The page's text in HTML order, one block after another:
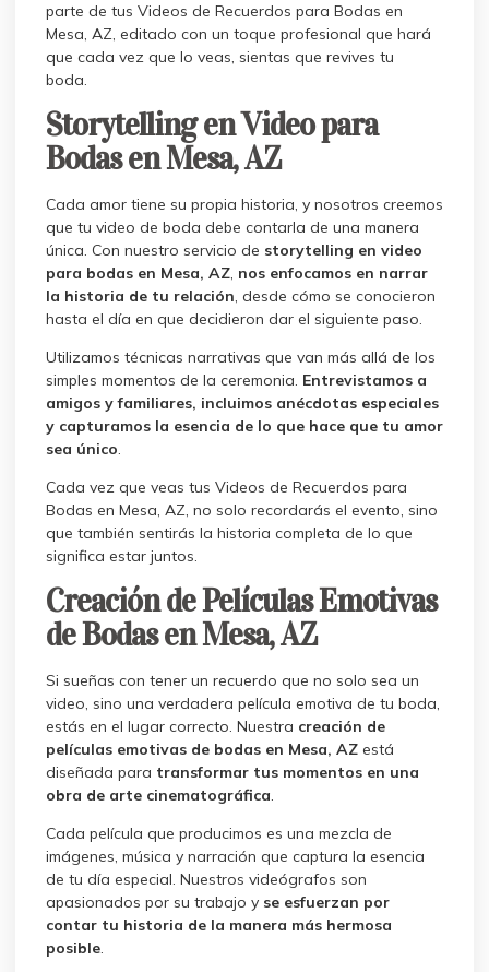
parte de tus Videos de Recuerdos para Bodas en
Mesa, AZ, editado con un toque profesional que hará
que cada vez que lo veas, sientas que revives tu
boda.
Storytelling en Video para
Bodas en Mesa, AZ
Cada amor tiene su propia historia, y nosotros creemos
que tu video de boda debe contarla de una manera
única. Con nuestro servicio de storytelling en video
para bodas en Mesa, AZ nos enfocamos en narrar
la historia de tu relación , desde cómo se conocieron
hasta el día en que decidieron dar el siguiente paso.
Utilizamos técnicas narrativas que van más allá de los
simples momentos de la ceremonia. Entrevistamos a
amigos y familiares, incluimos anécdotas especiales
y capturamos la esencia de lo que hace que tu amor
sea único.
Cada vez que veas tus Videos de Recuerdos para
Bodas en Mesa, AZ, no solo recordarás el evento, sino
que también sentirás la historia completa de lo que
significa estar juntos.
Creación de Películas Emotivas
de Bodas en Mesa, AZ
Si sueñas con tener un recuerdo que no solo sea un
video, sino una verdadera película emotiva de tu boda,
estás en el lugar correcto. Nuestra creación de
películas emotivas de bodas en Mesa, AZ está
diseñada para transformar tus momentos en una
obra de arte cinematográfica.
Cada película que producimos es una mezcla de
imágenes, música y narración que captura la esencia
de tu día especial. Nuestros videógrafos son
apasionados por su trabajo y se esfuerzan por
contar tu historia de la manera más hermosa
posible.